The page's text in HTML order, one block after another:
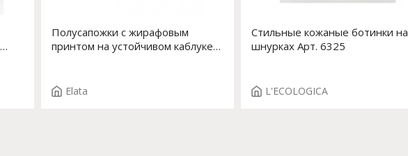
Полусапожки с жирафовым
принтом на устойчивом каблуке
Elata
Стильные кожаные ботинки на
шнурках Арт. 6325
L'ECOLOGICA